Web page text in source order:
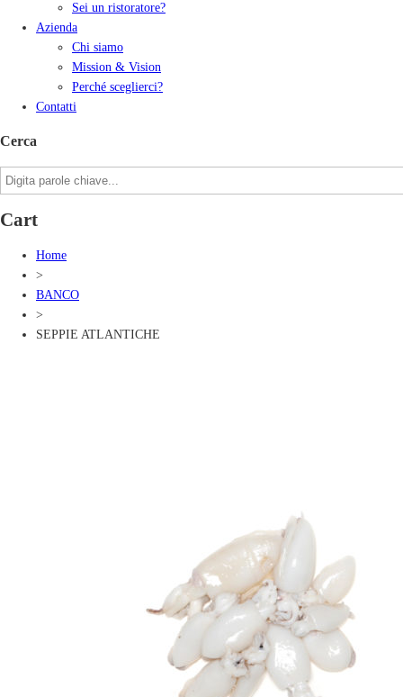
Sei un ristoratore?
Azienda
Chi siamo
Mission & Vision
Perché sceglierci?
Contatti
Cerca
Cart
Home
>
BANCO
>
SEPPIE ATLANTICHE